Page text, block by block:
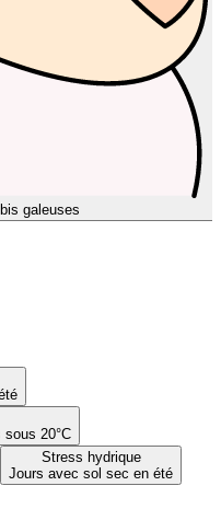
galeuses
20°C
Stress hydrique
Jours avec sol sec en été